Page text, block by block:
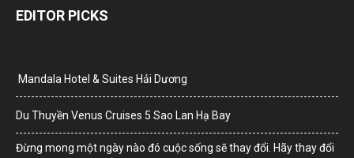
EDITOR PICKS
Mandala Hotel & Suites Hải Dương
Du Thuyền Venus Cruises 5 Sao Lan Hạ Bay
Đừng mong một ngày nào đó cuộc sống sẽ thay đổi. Hãy thay đổi